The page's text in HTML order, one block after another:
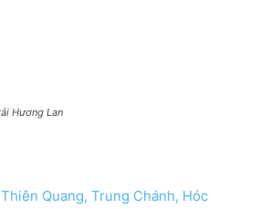
Hương Lan
Quang, Trung Chánh, Hóc